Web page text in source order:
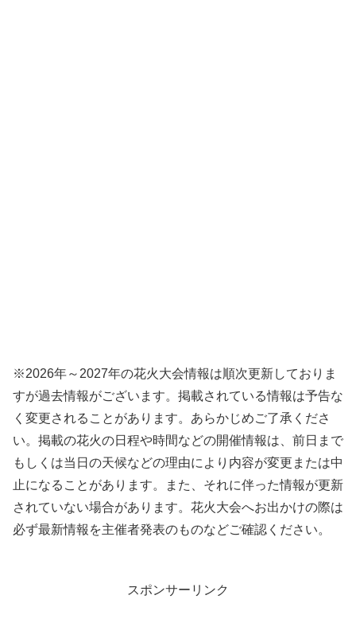
※2026年～2027年の花火大会情報は順次更新しておりま
すが過去情報がございます。掲載されている情報は予告な
く変更されることがあります。あらかじめご了承くださ
い。掲載の花火の日程や時間などの開催情報は、前日まで
もしくは当日の天候などの理由により内容が変更または中
止になることがあります。また、それに伴った情報が更新
されていない場合があります。花火大会へお出かけの際は
必ず最新情報を主催者発表のものなどご確認ください。
スポンサーリンク